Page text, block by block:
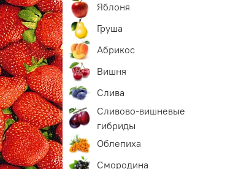
Яблоня
Груша
Абрикос
Вишня
Слива
Сливово-вишневые
гибриды
Облепиха
Смородина